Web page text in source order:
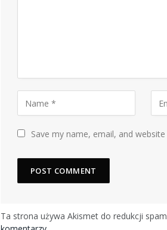
Save my name, email, and
Ta strona używa Akismet do redukcji